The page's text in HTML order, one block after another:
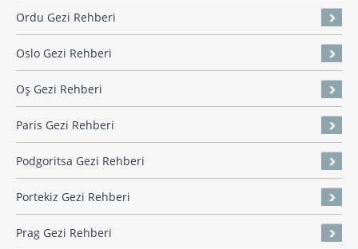
Ordu Gezi Rehberi
Oslo Gezi Rehberi
Oş Gezi Rehberi
Paris Gezi Rehberi
Podgoritsa Gezi Rehberi
Portekiz Gezi Rehberi
Prag Gezi Rehberi